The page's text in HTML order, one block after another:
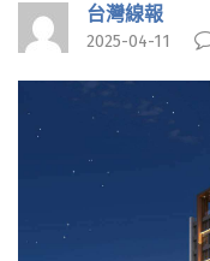
台灣線報
2025-04-11